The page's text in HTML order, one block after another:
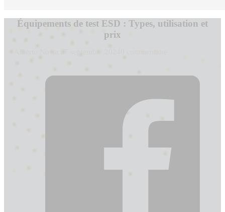
Équipements de test ESD : Types, utilisation et
prix